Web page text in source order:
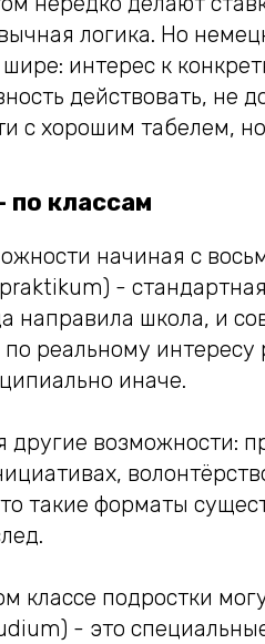
логика. Но
интерес к
действовать, не
с хорошим табелем,
по классам
начиная с
-
направила школа, и
реальному
иначе.
другие возможности:
такие форматы
классе подростки
- это